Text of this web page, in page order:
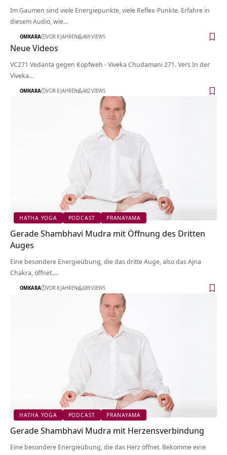
Im Gaumen sind viele Energiepunkte, viele Reflex-Punkte. Erfahre in
diesem Audio, wie…
OMKARA VOR 8 JAHREN 469 VIEWS
Neue Videos
VC271 Vedanta gegen Kopfweh - Viveka Chudamani 271. Vers In der
Viveka…
OMKARA VOR 8 JAHREN 482 VIEWS
HATHA YOGA PODCAST PRANAYAMA
Gerade Shambhavi Mudra mit Öffnung des Dritten
Auges
Eine besondere Energieübung, die das dritte Auge, also das Ajna
Chakra, öffnet.…
OMKARA VOR 8 JAHREN 689 VIEWS
HATHA YOGA PODCAST PRANAYAMA
Gerade Shambhavi Mudra mit Herzensverbindung
Eine besondere Energieübung, die das Herz öffnet. Bekomme eine